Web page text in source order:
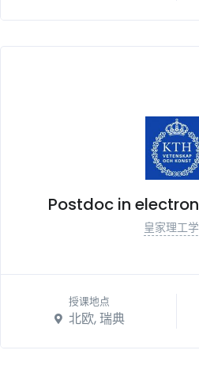
Postdoc in
皇家理工
授课地点
北欧, 瑞典